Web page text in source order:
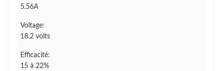
5.56A
Voltage:
18.2 volts
Efficacité:
15 à 22%